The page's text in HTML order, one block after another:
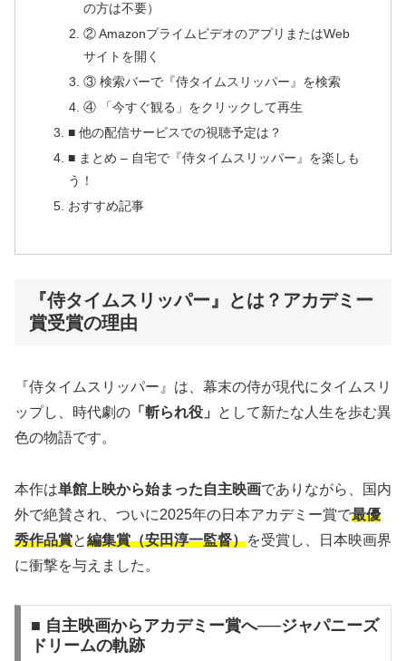
の方は不要）
② AmazonプライムビデオのアプリまたはWeb
サイトを開く
③ 検索バーで『侍タイムスリッパー』を検索
④ 「今すぐ観る」をクリックして再生
■ 他の配信サービスでの視聴予定は？
■ まとめ – 自宅で『侍タイムスリッパー』を楽しも
う！
おすすめ記事
『侍タイムスリッパー』とは？アカデミー
賞受賞の理由
『侍タイムスリッパー』は、幕末の侍が現代にタイムスリ
ップし、時代劇の 「斬られ役」
として新たな人生を歩む異
色の物語です。
本作は単館上映から始まった自主映画でありながら、国内
外で絶賛され、ついに2025年の日本アカデミー賞で最優
秀作品賞と編集賞（安田淳一監督）を受賞し、日本映画界
に衝撃を与えました。
■ 自主映画からアカデミー賞へ──ジャパニーズ
ドリームの軌跡